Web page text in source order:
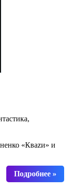
«Кваzи» и